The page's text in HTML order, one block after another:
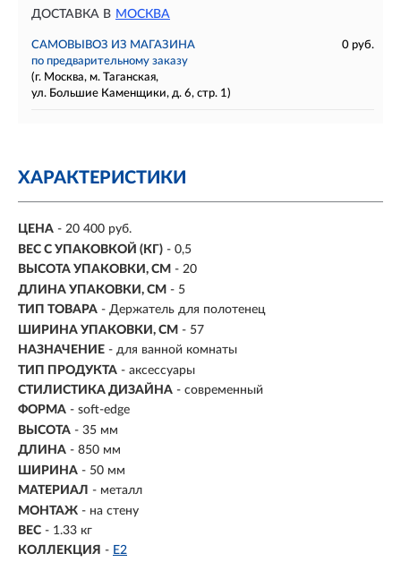
ДОСТАВКА В МОСКВА
САМОВЫВОЗ ИЗ МАГАЗИНА
0 руб.
по предварительному заказу
(г. Москва, м. Таганская,
ул. Большие Каменщики, д. 6, стр. 1)
ХАРАКТЕРИСТИКИ
ЦЕНА - 20 400 руб.
ВЕС С УПАКОВКОЙ (КГ) - 0,5
ВЫСОТА УПАКОВКИ, СМ - 20
ДЛИНА УПАКОВКИ, СМ - 5
ТИП ТОВАРА - Держатель для полотенец
ШИРИНА УПАКОВКИ, СМ - 57
НАЗНАЧЕНИЕ - для ванной комнаты
ТИП ПРОДУКТА - аксессуары
СТИЛИСТИКА ДИЗАЙНА - современный
ФОРМА - soft-edge
ВЫСОТА - 35 мм
ДЛИНА - 850 мм
ШИРИНА - 50 мм
МАТЕРИАЛ - металл
МОНТАЖ - на стену
ВЕС - 1.33 кг
КОЛЛЕКЦИЯ - E2